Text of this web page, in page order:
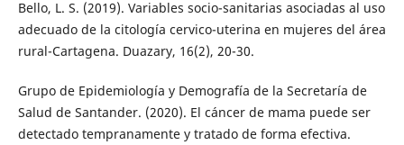
Bello, L. S. (2019). Variables socio-sanitarias asociadas al uso
adecuado de la citología cervico-uterina en mujeres del área
rural-Cartagena. Duazary, 16(2), 20-30.
Grupo de Epidemiología y Demografía de la Secretaría de
Salud de Santander. (2020). El cáncer de mama puede ser
detectado tempranamente y tratado de forma efectiva.